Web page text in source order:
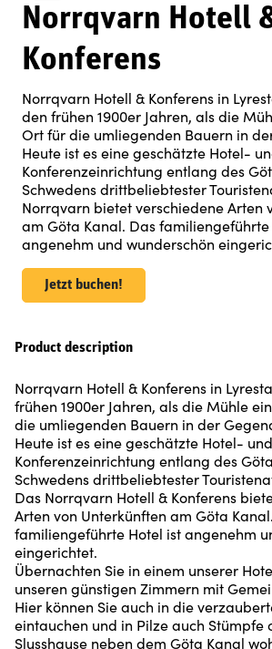
Norrqvarn Hotell
Konferens
Norrqvarn Hotell & Konferens in
den frühen 1900er Jahren, als die
Ort für die umliegenden Bauern in
Heute ist es eine geschätzte Hotel-
Konferenzeinrichtung entlang des
Schwedens drittbeliebtester
Norrqvarn bietet verschiedene Arten
am Göta Kanal. Das familiengeführte
angenehm und wunderschön
Jetzt buchen!
Product description
Norrqvarn Hotell & Konferens in
frühen 1900er Jahren, als die Mühle
die umliegenden Bauern in der
Heute ist es eine geschätzte Hotel- und
Konferenzeinrichtung entlang des
Schwedens drittbeliebtester
Das Norrqvarn Hotell & Konferens
Arten von Unterkünften am Göta
familiengeführte Hotel ist angenehm
eingerichtet.
Übernachten Sie in einem unserer
unseren günstigen Zimmern mit
Hier können Sie auch in die
eintauchen und in Pilze auch Stümpfe
Slusshause neben dem Göta Kanal